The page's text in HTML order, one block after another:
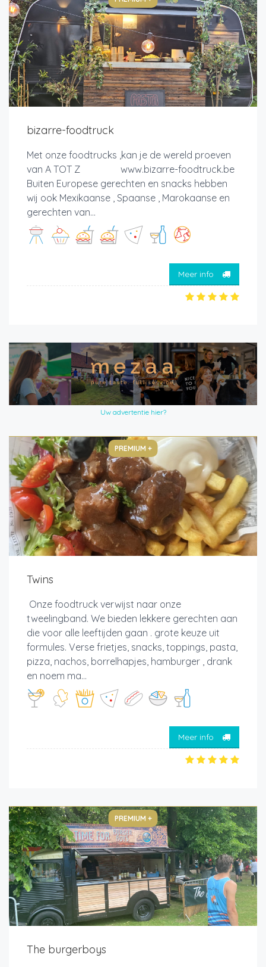
bizarre-foodtruck
Met onze foodtrucks ,kan je de wereld proeven
van A TOT Z www.bizarre-foodtruck.be
Buiten Europese gerechten en snacks hebben
wij ook Mexikaanse , Spaanse , Marokaanse en
gerechten van...
Meer info
Uw advertentie hier?
PREMIUM +
Twins
Onze foodtruck verwijst naar onze
tweelingband. We bieden lekkere gerechten aan
die voor alle leeftijden gaan . grote keuze uit
formules. Verse frietjes, snacks, toppings, pasta,
pizza, nachos, borrelhapjes, hamburger , drank
en noem ma...
Meer info
PREMIUM +
The burgerboys